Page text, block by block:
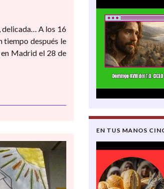
delicada… A los 16
tiempo después le
Madrid el 28 de
EN TUS MANOS